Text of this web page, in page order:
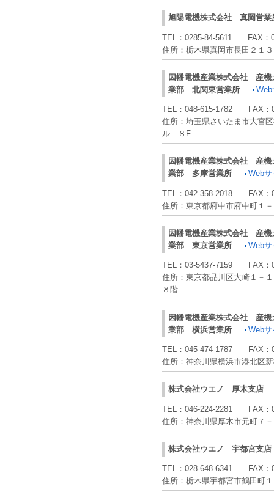
旭陽電機株式会社 真岡営業
TEL： 0285-84-5611 FAX：
住所： 栃木県真岡市長田２１
因幡電機産業株式会社
産
業部 北関東営業所
TEL： 048-615-1782 FAX：
住所： 埼玉県さいたま市大宮
ル ８F
因幡電機産業株式会社
産
業部 多摩営業所
Webサ
TEL： 042-358-2018 FAX：
住所： 東京都府中市府中町１
因幡電機産業株式会社
産
業部 東京営業所
Webサ
TEL： 03-5437-7159 FAX：
住所： 東京都品川区大崎１－
８階
因幡電機産業株式会社
産
業部 横浜営業所
Webサ
TEL： 045-474-1787 FAX：
住所： 神奈川県横浜市港北区
株式会社ウエノ 厚木支店
TEL： 046-224-2281 FAX：
住所： 神奈川県厚木市元町７
株式会社ウエノ 宇都宮支店
TEL： 028-648-6341 FAX：
住所： 栃木県宇都宮市鶴田町